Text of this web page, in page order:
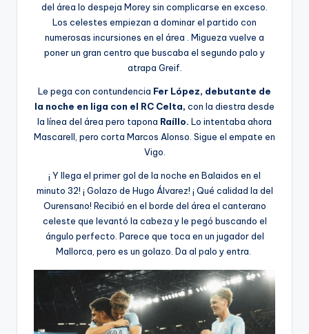
del área lo despeja Morey sin complicarse en exceso.
Los celestes empiezan a dominar el partido con
numerosas incursiones en el área . Migueza vuelve a
poner un gran centro que buscaba el segundo palo y
atrapa Greif.
Le pega con contundencia Fer López, debutante de
la noche en liga con el RC Celta, con la diestra desde
la línea del área pero tapona Raíllo. Lo intentaba ahora
Mascarell, pero corta Marcos Alonso. Sigue el empate en
Vigo.
¡ Y llega el primer gol de la noche en Balaidos en el
minuto 32! ¡ Golazo de Hugo Álvarez! ¡ Qué calidad la del
Ourensano! Recibió en el borde del área el canterano
celeste que levantó la cabeza y le pegó buscando el
ángulo perfecto. Parece que toca en un jugador del
Mallorca, pero es un golazo. Da al palo y entra.